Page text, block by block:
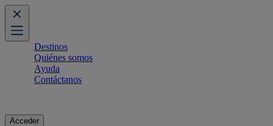
Destinos
Quiénes somos
Ayuda
Contáctanos
Acceder